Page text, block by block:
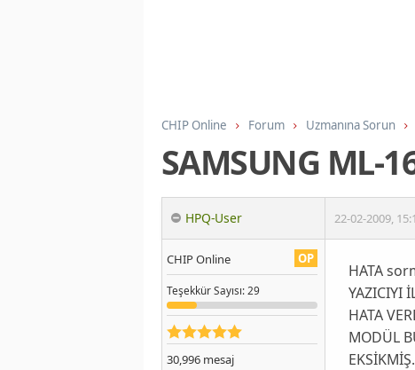
CHIP Online Forum Uzmanına Sorun
SAMSUNG ML-
HPQ-User 22-02-2009,
OP
CHIP Online
TeşekkürSayısı: 29
30,996 mesaj
HATA
YAZICIYI
HATA
MODÜL